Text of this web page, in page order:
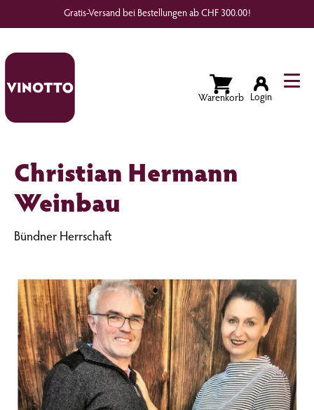
Gratis-Versand bei Bestellungen ab CHF 300.00!
Wunschliste Login
Christian Hermann
Weinbau
Bündner Herrschaft